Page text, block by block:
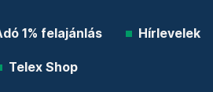
1% felajánlás Hírlevelek
Telex Shop